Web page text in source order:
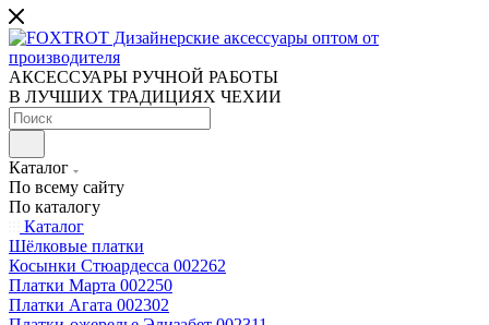
АКСЕССУАРЫ РУЧНОЙ РАБОТЫ
В ЛУЧШИХ ТРАДИЦИЯХ ЧЕХИИ
Каталог
По всему сайту
По каталогу
Каталог
Шёлковые платки
Косынки Стюардесса 002262
Платки Марта 002250
Платки Агата 002302